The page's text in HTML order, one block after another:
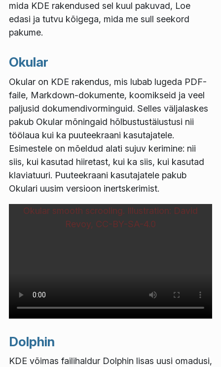
mida KDE rakendused sel kuul pakuvad, Loe
edasi ja tutvu kõigega, mida me sull seekord
pakume.
Okular
Okular on KDE rakendus, mis lubab lugeda PDF-
faile, Markdown-dokumente, koomikseid ja veel
paljusid dokumendivorminguid. Selles väljalaskes
pakub Okular mõningaid hõlbustustäiustusi nii
töölaua kui ka puuteekraani kasutajatele.
Esimestele on mõeldud alati sujuv kerimine: nii
siis, kui kasutad hiiretast, kui ka siis, kui kasutad
klaviatuuri. Puuteekraani kasutajatele pakub
Okulari uusim versioon inertskerimist.
Okular smooth scrooling. Illustration: David
Revoy, CC-BY-SA-4.0
Dolphin
KDE võimas failihaldur Dolphin lisas uusi omadusi,